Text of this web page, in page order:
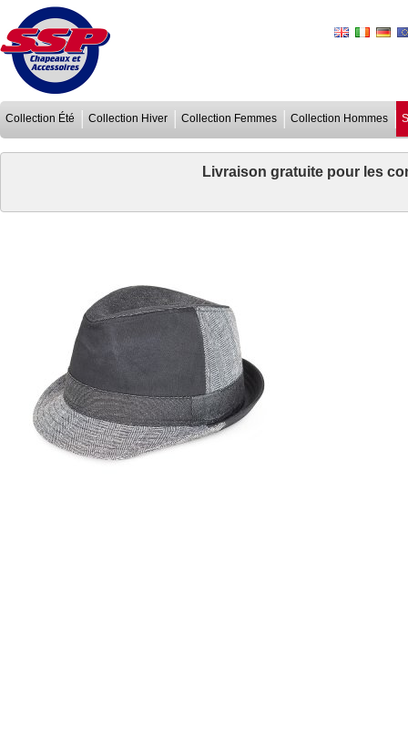
Collection Été Collection Hiver Collection Femmes Collection Hommes
Livraison gratuite pour les